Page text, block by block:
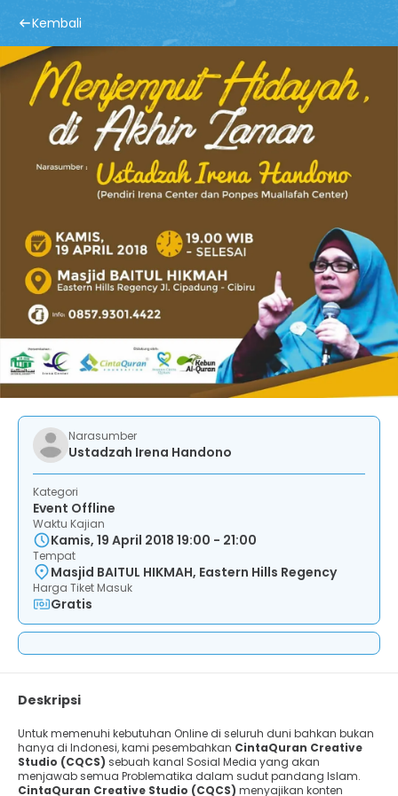
Kembali
Narasumber
Ustadzah Irena Handono
Kategori
Event Offline
Waktu Kajian
Kamis, 19 April 2018 19:00 - 21:00
Tempat
Masjid BAITUL HIKMAH, Eastern Hills Regency
Harga Tiket Masuk
Gratis
Deskripsi
Untuk memenuhi kebutuhan Online di seluruh duni bahkan bukan
hanya di Indonesi, kami pesembahkan CintaQuran Creative
Studio (CQCS) sebuah kanal Sosial Media yang akan
menjawab semua Problematika dalam sudut pandang Islam.
CintaQuran Creative Studio (CQCS) menyajikan konten